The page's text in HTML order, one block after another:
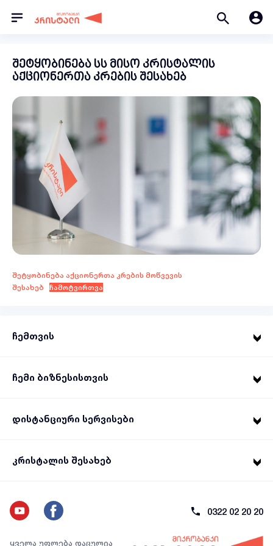
შეტყობინება სს მისო კრისტალის
აქციონერთა კრების შესახებ
შეტყობინება აქციონერთა კრების მოწვევის
შესახებ
ჩამოტვირთვა
ჩემთვის
ჩემი ბიზნესისთვის
დისტანციური სერვისები
კრისტალის შესახებ
0322 02 20 20
ყველა უფლება დაცულია